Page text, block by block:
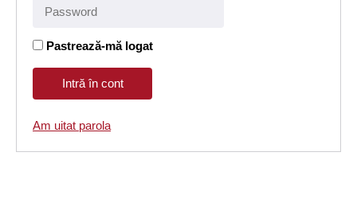
Pastrează-mă logat
Am uitat parola